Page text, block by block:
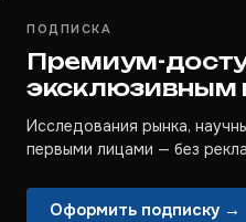
ПОДПИСКА
Премиум-
эксклюзивным
Исследования рынка,
первыми лицами — без
Оформить подписку →